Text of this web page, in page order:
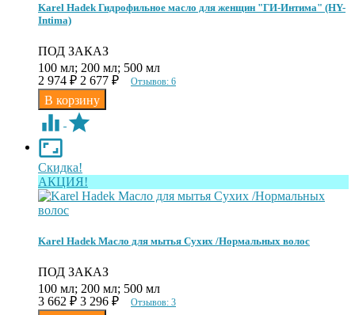
Karel Hadek Гидрофильное масло для женщин "ГИ-Интима" (HY-
Intima)
ПОД ЗАКАЗ
100 мл; 200 мл; 500 мл
2 974 ₽ 2 677 ₽ Отзывов: 6
Скидка!
АКЦИЯ!
Karel Hadek Mасло для мытья Сухих /Нормальных волос
ПОД ЗАКАЗ
100 мл; 200 мл; 500 мл
3 662 ₽ 3 296 ₽ Отзывов: 3